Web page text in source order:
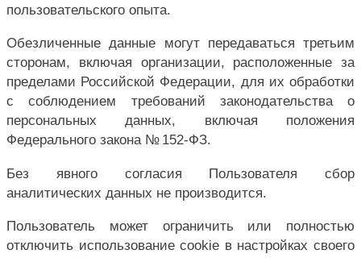
пользовательского опыта.
Обезличенные данные могут передаваться третьим
сторонам, включая организации, расположенные за
пределами Российской Федерации, для их обработки
с соблюдением требований законодательства о
персональных данных, включая положения
Федерального закона № 152-ФЗ.
Без явного согласия Пользователя сбор
аналитических данных не производится.
Пользователь может ограничить или полностью
отключить использование cookie в настройках своего